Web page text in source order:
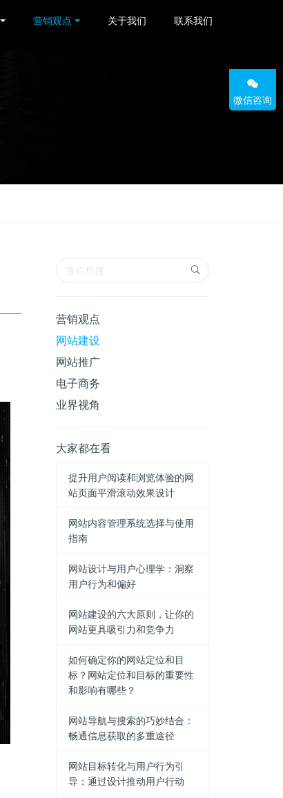
营销观点 关于我们 联系我们
营销观点
网站建设
网站推广
电子商务
业界视角
大家都在看
提升用户阅读和浏览体验的网
站页面平滑滚动效果设计
网站内容管理系统选择与使用
指南
网站设计与用户心理学：洞察
用户行为和偏好
网站建设的六大原则，让你的
网站更具吸引力和竞争力
如何确定你的网站定位和目
标？网站定位和目标的重要性
和影响有哪些？
网站导航与搜索的巧妙结合：
畅通信息获取的多重途径
网站目标转化与用户行为引
导：通过设计推动用户行动
微信咨询